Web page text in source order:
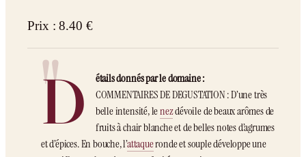
Prix : 8.40 €
D
étails donnés par le domaine :
COMMENTAIRES DE DEGUSTATION : D’une très
belle intensité, lenezdévoile de beaux arômes de
fruits à chair blanche et de belles notes d’agrumes
et d’épices. En bouche, l’attaqueronde et souple développe une